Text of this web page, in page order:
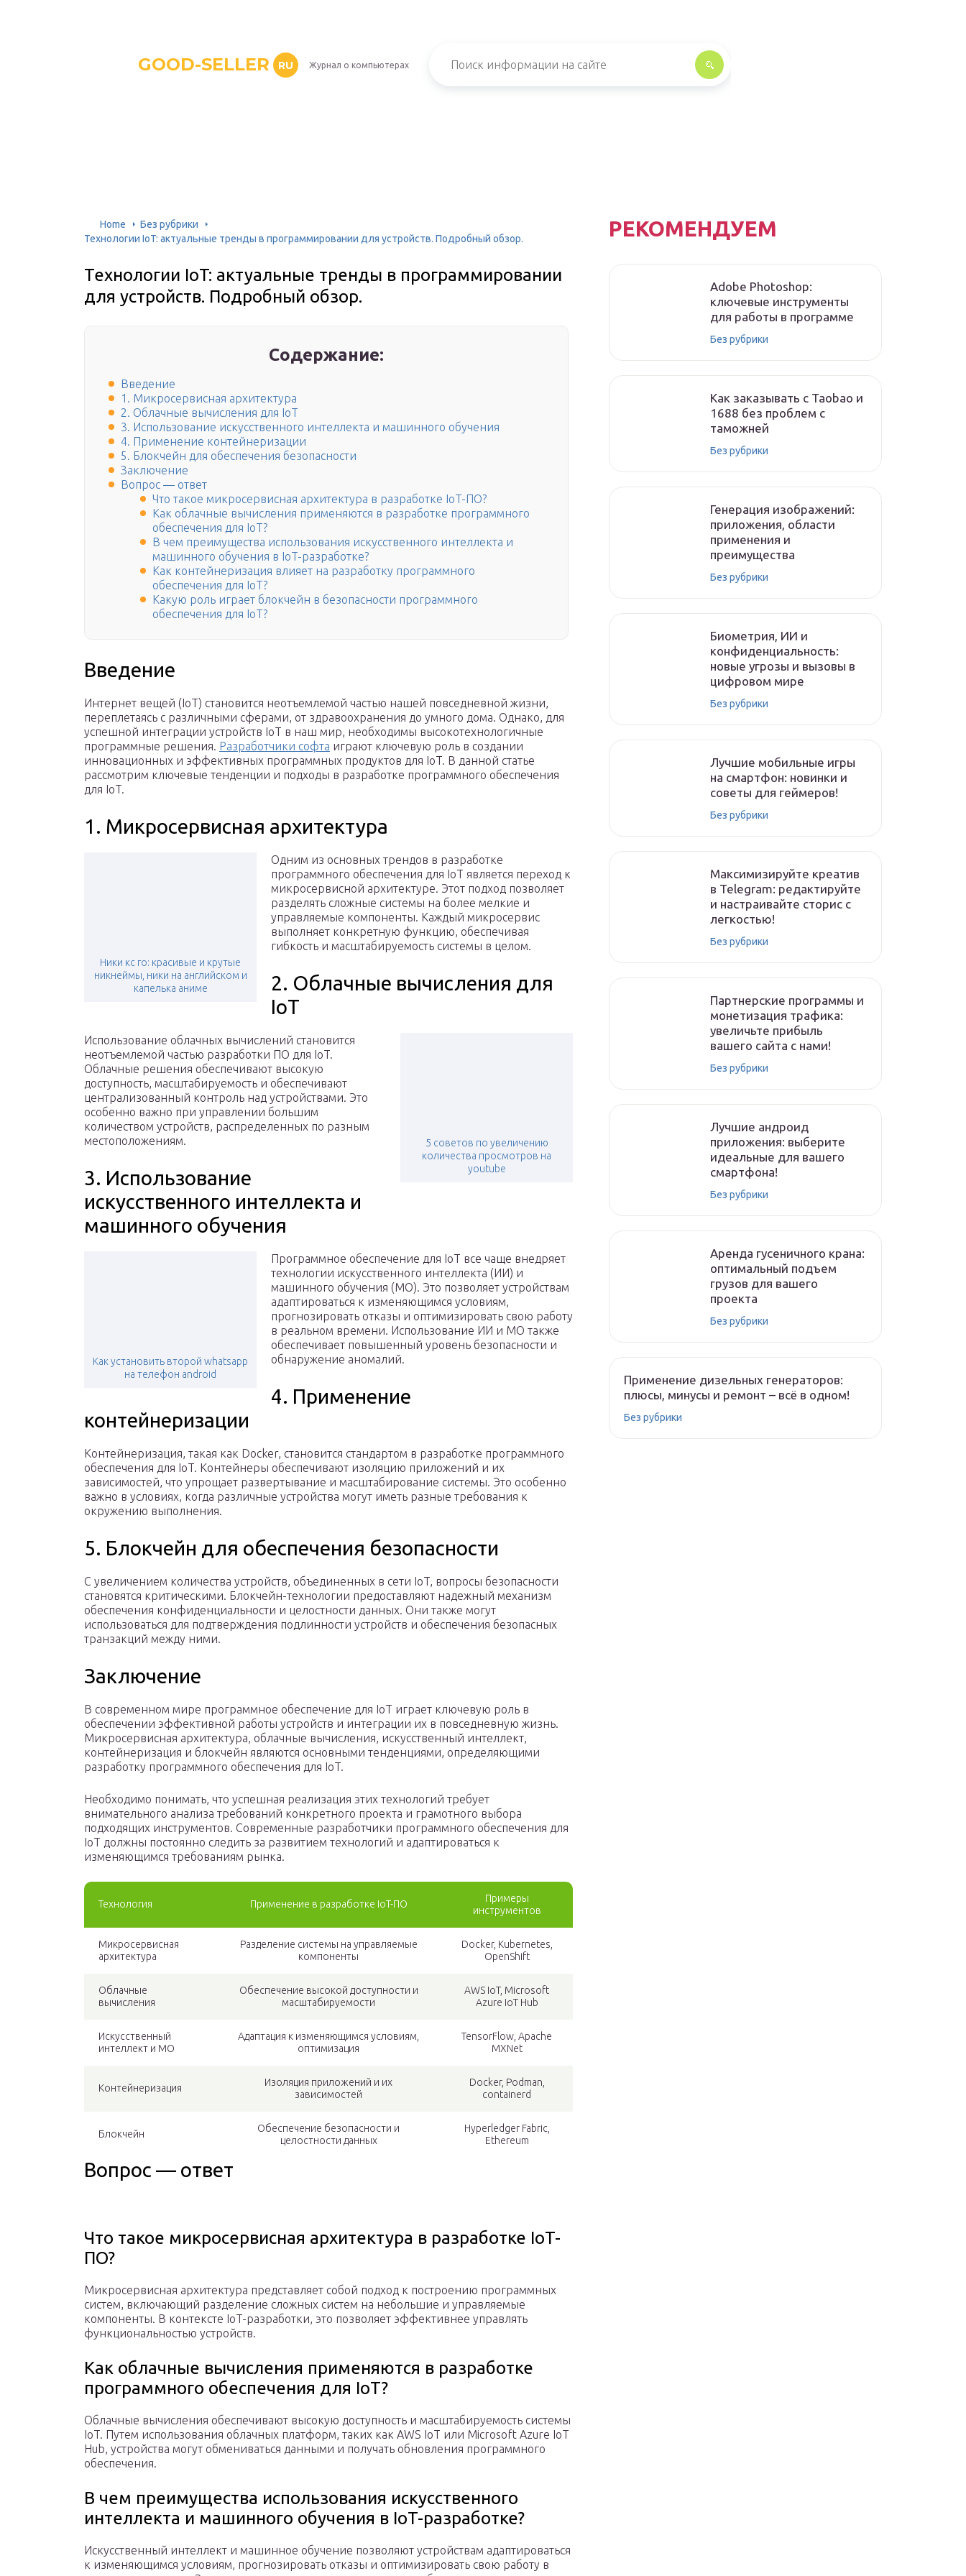
GOOD-SELLER RU Журнал о компьютерах
Home
Без рубрики
Технологии IoT: актуальные тренды в программировании для устройств. Подробный обзор.
Технологии IoT: актуальные тренды в программировании
для устройств. Подробный обзор.
Содержание:
Введение
1. Микросервисная архитектура
2. Облачные вычисления для IoT
3. Использование искусственного интеллекта и машинного обучения
4. Применение контейнеризации
5. Блокчейн для обеспечения безопасности
Заключение
Вопрос — ответ
Что такое микросервисная архитектура в разработке IoT-ПО?
Как облачные вычисления применяются в разработке программного
обеспечения для IoT?
В чем преимущества использования искусственного интеллекта и
машинного обучения в IoT-разработке?
Как контейнеризация влияет на разработку программного
обеспечения для IoT?
Какую роль играет блокчейн в безопасности программного
обеспечения для IoT?
Введение
Интернет вещей (IoT) становится неотъемлемой частью нашей повседневной жизни,
переплетаясь с различными сферами, от здравоохранения до умного дома. Однако, для
успешной интеграции устройств IoT в наш мир, необходимы высокотехнологичные
программные решения. Разработчики софта играют ключевую роль в создании
инновационных и эффективных программных продуктов для IoT. В данной статье
рассмотрим ключевые тенденции и подходы в разработке программного обеспечения
для IoT.
1. Микросервисная архитектура
Ники кс го: красивые и крутые
никнеймы, ники на английском и
капелька аниме
Одним из основных трендов в разработке
программного обеспечения для IoT является переход к
микросервисной архитектуре. Этот подход позволяет
разделять сложные системы на более мелкие и
управляемые компоненты. Каждый микросервис
выполняет конкретную функцию, обеспечивая
гибкость и масштабируемость системы в целом.
2. Облачные вычисления для
IoT
5 советов по увеличению
количества просмотров на
youtube
Использование облачных вычислений становится
неотъемлемой частью разработки ПО для IoT.
Облачные решения обеспечивают высокую
доступность, масштабируемость и обеспечивают
централизованный контроль над устройствами. Это
особенно важно при управлении большим
количеством устройств, распределенных по разным
местоположениям.
3. Использование
искусственного интеллекта и
машинного обучения
Как установить второй whatsapp
на телефон android
Программное обеспечение для IoT все чаще внедряет
технологии искусственного интеллекта (ИИ) и
машинного обучения (МО). Это позволяет устройствам
адаптироваться к изменяющимся условиям,
прогнозировать отказы и оптимизировать свою работу
в реальном времени. Использование ИИ и МО также
обеспечивает повышенный уровень безопасности и
обнаружение аномалий.
4. Применение
контейнеризации
Контейнеризация, такая как Docker, становится стандартом в разработке программного
обеспечения для IoT. Контейнеры обеспечивают изоляцию приложений и их
зависимостей, что упрощает развертывание и масштабирование системы. Это особенно
важно в условиях, когда различные устройства могут иметь разные требования к
окружению выполнения.
5. Блокчейн для обеспечения безопасности
С увеличением количества устройств, объединенных в сети IoT, вопросы безопасности
становятся критическими. Блокчейн-технологии предоставляют надежный механизм
обеспечения конфиденциальности и целостности данных. Они также могут
использоваться для подтверждения подлинности устройств и обеспечения безопасных
транзакций между ними.
Заключение
В современном мире программное обеспечение для IoT играет ключевую роль в
обеспечении эффективной работы устройств и интеграции их в повседневную жизнь.
Микросервисная архитектура, облачные вычисления, искусственный интеллект,
контейнеризация и блокчейн являются основными тенденциями, определяющими
разработку программного обеспечения для IoT.
Необходимо понимать, что успешная реализация этих технологий требует
внимательного анализа требований конкретного проекта и грамотного выбора
подходящих инструментов. Современные разработчики программного обеспечения для
IoT должны постоянно следить за развитием технологий и адаптироваться к
изменяющимся требованиям рынка.
Технология Применение в разработке IoT-ПО
Примеры
инструментов
Микросервисная
архитектура
Разделение системы на управляемые
компоненты
Docker, Kubernetes,
OpenShift
Облачные
вычисления
Обеспечение высокой доступности и
масштабируемости
AWS IoT, Microsoft
Azure IoT Hub
Искусственный
интеллект и МО
Адаптация к изменяющимся условиям,
оптимизация
TensorFlow, Apache
MXNet
Контейнеризация
Изоляция приложений и их
зависимостей
Docker, Podman,
containerd
Блокчейн
Обеспечение безопасности и
целостности данных
Hyperledger Fabric,
Ethereum
Вопрос — ответ
Что такое микросервисная архитектура в разработке IoT-
ПО?
Микросервисная архитектура представляет собой подход к построению программных
систем, включающий разделение сложных систем на небольшие и управляемые
компоненты. В контексте IoT-разработки, это позволяет эффективнее управлять
функциональностью устройств.
Как облачные вычисления применяются в разработке
программного обеспечения для IoT?
Облачные вычисления обеспечивают высокую доступность и масштабируемость системы
IoT. Путем использования облачных платформ, таких как AWS IoT или Microsoft Azure IoT
Hub, устройства могут обмениваться данными и получать обновления программного
обеспечения.
В чем преимущества использования искусственного
интеллекта и машинного обучения в IoT-разработке?
Искусственный интеллект и машинное обучение позволяют устройствам адаптироваться
к изменяющимся условиям, прогнозировать отказы и оптимизировать свою работу в
РЕКОМЕНДУЕМ
Adobe Photoshop:
ключевые инструменты
для работы в программе
Без рубрики
Как заказывать с Taobao и
1688 без проблем с
таможней
Без рубрики
Генерация изображений:
приложения, области
применения и
преимущества
Без рубрики
Биометрия, ИИ и
конфиденциальность:
новые угрозы и вызовы в
цифровом мире
Без рубрики
Лучшие мобильные игры
на смартфон: новинки и
советы для геймеров!
Без рубрики
Максимизируйте креатив
в Telegram: редактируйте
и настраивайте сторис с
легкостью!
Без рубрики
Партнерские программы и
монетизация трафика:
увеличьте прибыль
вашего сайта с нами!
Без рубрики
Лучшие андроид
приложения: выберите
идеальные для вашего
смартфона!
Без рубрики
Аренда гусеничного крана:
оптимальный подъем
грузов для вашего
проекта
Без рубрики
Применение дизельных генераторов:
плюсы, минусы и ремонт – всё в одном!
Без рубрики